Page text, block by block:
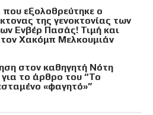
εξολοθρεύτηκε ο
της γενοκτονίας των
Ενβέρ Πασάς! Τιμή και
Χακόμπ Μελκουμιάν
στον καθηγητή Νότη
το άρθρο του “Το
«φαγητό»”